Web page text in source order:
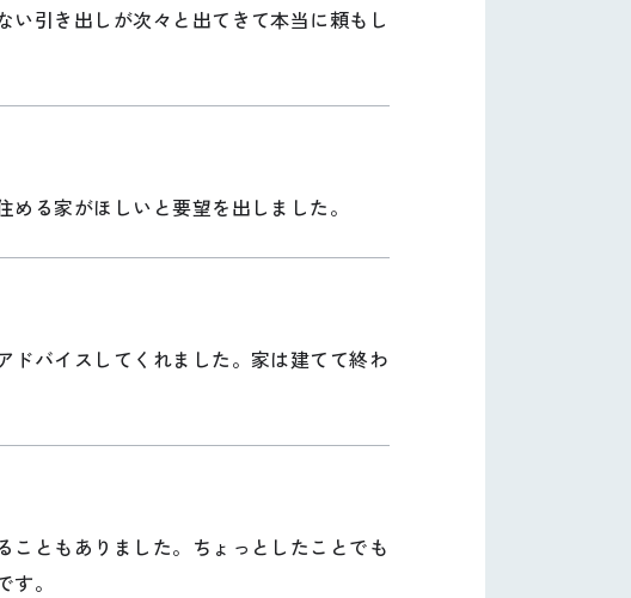
引き出しが次々と出てきて本当に頼もし
る家がほしいと要望を出しました。
バイスしてくれました。家は建てて終わ
ともありました。ちょっとしたことでも
。